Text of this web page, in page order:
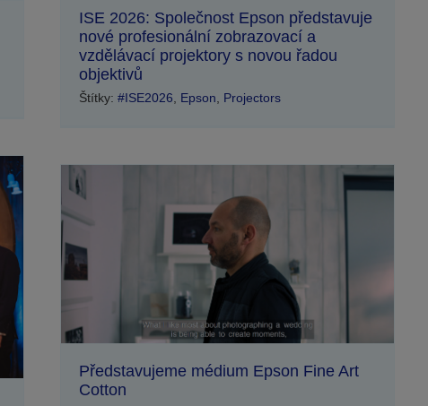
ISE 2026: Společnost Epson představuje
nové profesionální zobrazovací a
vzdělávací projektory s novou řadou
objektivů
Štítky: #ISE2026 Epson Projectors
Představujeme médium Epson Fine Art
Cotton